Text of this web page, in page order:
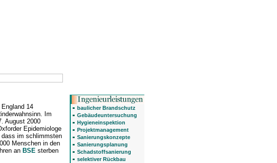
14
Im
August 2000
Epidemiologe
dass im schlimmsten
Menschen in den
an BSE sterben
baulicher Brandschutz
Gebäudeuntersuchung
Hygieneinspektion
Projektmanagement
Sanierungskonzepte
Sanierungsplanung
Schadstoffsanierung
selektiver Rückbau